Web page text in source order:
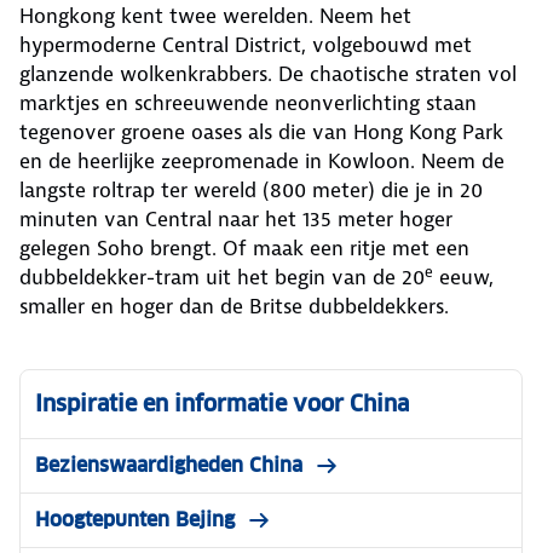
Hongkong kent twee werelden. Neem het
hypermoderne Central District, volgebouwd met
glanzende wolkenkrabbers. De chaotische straten vol
marktjes en schreeuwende neonverlichting staan
tegenover groene oases als die van Hong Kong Park
en de heerlijke zeepromenade in Kowloon. Neem de
langste roltrap ter wereld (800 meter) die je in 20
minuten van Central naar het 135 meter hoger
gelegen Soho brengt. Of maak een ritje met een
dubbeldekker-tram uit het begin van de 20e eeuw,
smaller en hoger dan de Britse dubbeldekkers.
Inspiratie en informatie voor China
Bezienswaardigheden China
Hoogtepunten Bejing